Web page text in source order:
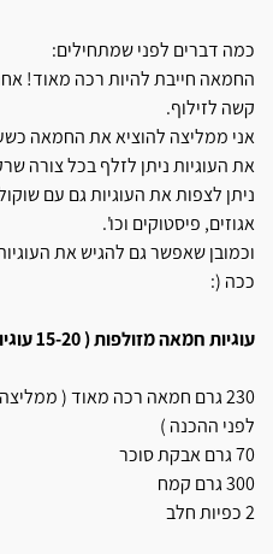
כמה דברים לפני שמתחילים:
החמאה חייבת להיות רכה מאוד!
קשה לזילוף.
אני ממליצה להוציא את החמאה
את העוגיות ניתן לזלף בכל צורה
ניתן לצפות את העוגיות גם עם
אגוזים, פיסטוקים וכו'.
וכמובן שאפשר גם להגיש את
ככה (:
עוגיות חמאה מזולפות ( 15-20 עוגיות ):
230 גרם חמאה רכה מאוד (
לפני ההכנה )
70 גרם אבקת סוכר
300 גרם קמח
2 כפיות חלב